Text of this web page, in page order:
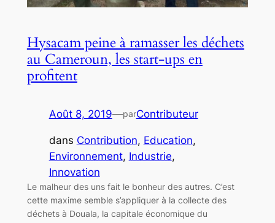
Hysacam peine à ramasser les déchets
au Cameroun, les start-ups en
profitent
Août 8, 2019—parContributeur
dans Contribution, Education
Environnement, Industrie
Innovation
Le malheur des uns fait le bonheur des autres. C’est
cette maxime semble s’appliquer à la collecte des
déchets à Douala, la capitale économique du